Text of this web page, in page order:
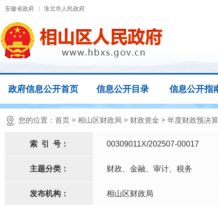
安徽省政府 淮北市人民政府
政府信息公开首页 信息公开目录 信息公开指
您的位置： 首页 > 相山区财政局 > 财政资金 > 年度财政预决
索 引 号： 00309011X/202507-00017
主题分类： 财政、金融、审计、税务
发布机构： 相山区财政局